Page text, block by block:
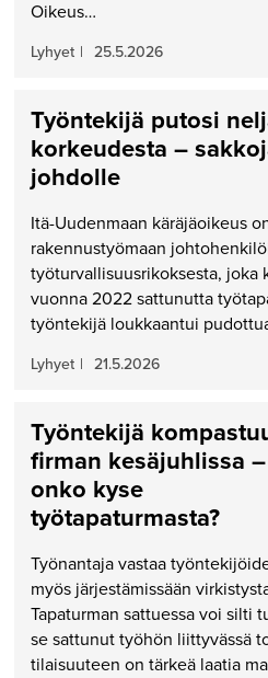
Oikeus…
Lyhyet | 25.5.2026
Työntekijä putosi
korkeudesta –
johdolle
Itä-Uudenmaan käräjäoikeus
rakennustyömaan
työturvallisuusrikoksesta, joka
vuonna 2022 sattunutta
työntekijä loukkaantui
Lyhyet | 21.5.2026
Työntekijä
firman kesäjuhlissa –
onko kyse
työtapaturmasta?
Työnantaja vastaa
myös järjestämissään
Tapaturman sattuessa voi silti
se sattunut työhön liittyvässä
tilaisuuteen on tärkeä laatia